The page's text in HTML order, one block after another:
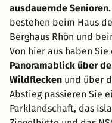
ausdauernde Senioren.
bestehen beim Haus
Berghaus Rhön und
Von hier aus haben
Panoramablick über
Wildflecken und über
Abstieg passieren Sie
Parklandschaft, das